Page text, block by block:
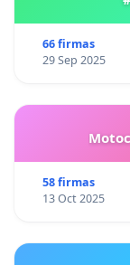
66 firmas
29 Sep 2025
58 firmas
13 Oct 2025